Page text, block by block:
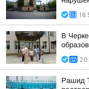
В
Рашид